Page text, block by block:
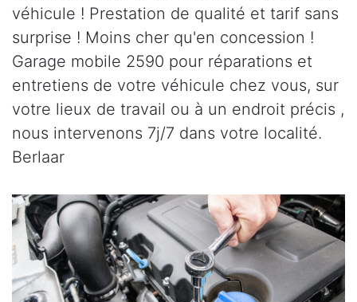
véhicule ! Prestation de qualité et tarif sans
surprise ! Moins cher qu'en concession !
Garage mobile 2590 pour réparations et
entretiens de votre véhicule chez vous, sur
votre lieux de travail ou à un endroit précis ,
nous intervenons 7j/7 dans votre localité.
Berlaar